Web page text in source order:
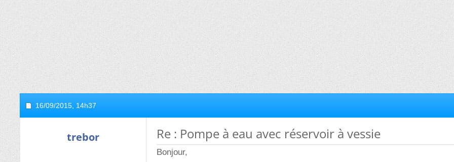
16/09/2015, 14h37
trebor Re : Pompe à eau avec réservoir à vessie
Bonjour,